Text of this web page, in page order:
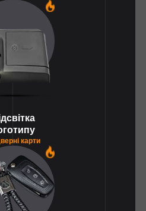
карти